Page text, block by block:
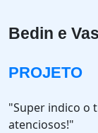
Bedin e
PROJETO
"Super indico o
atenciosos!"